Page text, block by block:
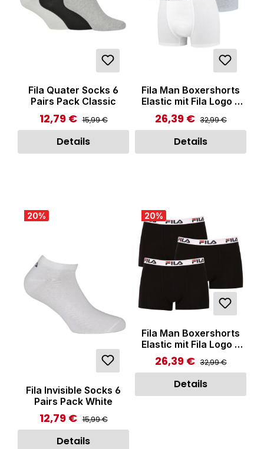
Fila Quater Socks 6
Pairs Pack Classic
Verkaufspreis:
12,79 € Regulärer Preis:
15,99 €
Details
Fila Man Boxershorts
Elastic mit Fila Logo 3
Pack Black White Grey
Verkaufspreis:
26,39 € Regulärer Preis:
32,99 €
Details
20%
Fila Invisible Socks 6
Pairs Pack White
Verkaufspreis:
12,79 € Regulärer Preis:
15,99 €
Details
20%
Fila Man Boxershorts
Elastic mit Fila Logo 3
Pack Black
Verkaufspreis:
26,39 € Regulärer Preis:
32,99 €
Details